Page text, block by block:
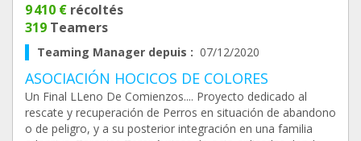
9 410 € récoltés
319 Teamers
Teaming Manager depuis : 07/12/2020
ASOCIACIÓN HOCICOS DE COLORES
Un Final LLeno De Comienzos.... Proyecto dedicado al
rescate y recuperación de Perros en situación de abandono
o de peligro, y a su posterior integración en una familia